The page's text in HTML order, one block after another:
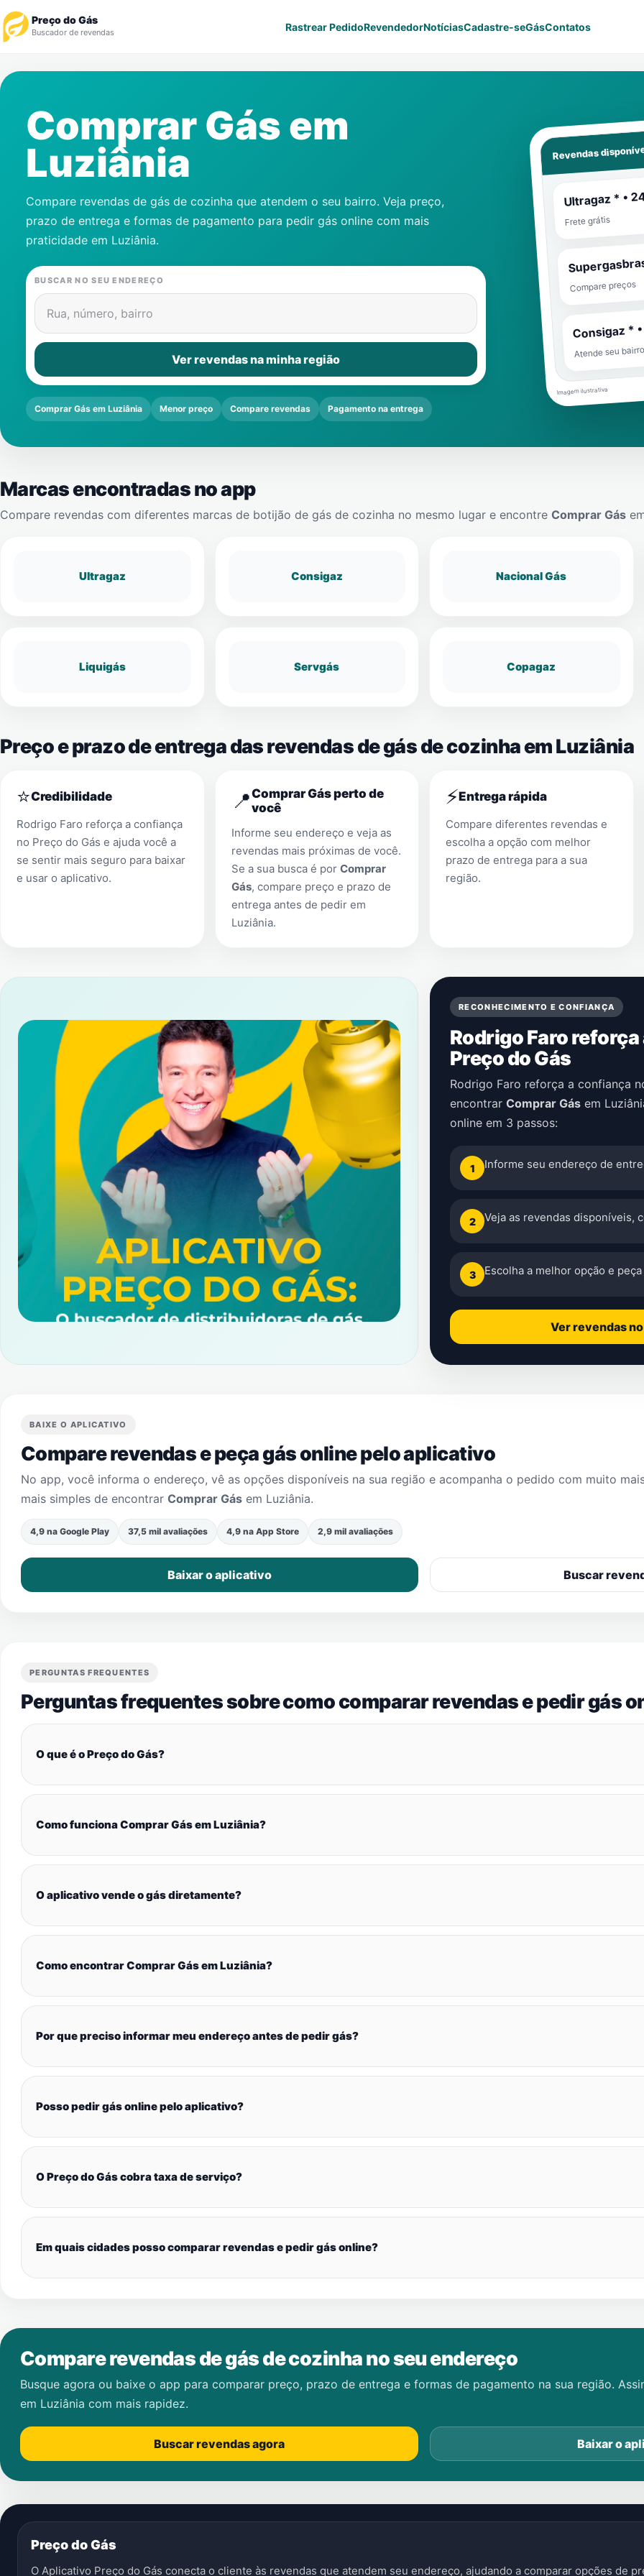
Preço do Gás
Buscador de revendas Rastrear PedidoRevendedorNotíciasCadastre-seGásContatos
Revendedor
Notícias
Gás
Contatos
Comprar Gás em
Luziânia
Compare revendas de gás de cozinha que atendem o seu bairro. Veja preço,
prazo de entrega e formas de pagamento para pedir gás online com mais
praticidade em Luziânia.
BUSCAR NO SEU ENDEREÇO
Rua, número, bairro
Ver revendas na minha região
Comprar Gás em Luziânia Menor preço Compare revendas Pagamento na entrega
Revendas
Ultragaz * •
Frete grátis
Compare preços
Consigaz *
Atende seu
Imagem ilustrativa
Marcas encontradas no app
Compare revendas com diferentes marcas de botijão de gás de cozinha no mesmo lugar e encontre Comprar Gás
Ultragaz Consigaz Nacional Gás
Liquigás Servgás Copagaz
Preço e prazo de entrega das revendas de gás de cozinha em Luziânia
⭐Credibilidade
Rodrigo Faro reforça a confiança
no Preço do Gás e ajuda você a
se sentir mais seguro para baixar
e usar o aplicativo.
📍Comprar Gás perto de
você
Informe seu endereço e veja as
revendas mais próximas de você.
Se a sua busca é por Comprar
Gás, compare preço e prazo de
entrega antes de pedir em
Luziânia.
⚡Entrega rápida
Compare diferentes revendas e
escolha a opção com melhor
prazo de entrega para a sua
região.
RECONHECIMENTO E CONFIANÇA
Rodrigo Faro
Preço do Gás
Rodrigo Faro reforça a confiança
encontrar Comprar Gás em
online em 3 passos:
1 Informe seu endereço de
2 Veja as revendas disponíveis,
3 Escolha a melhor opção e
Ver revendas
BAIXE O APLICATIVO
Compare revendas e peça gás online pelo aplicativo
No app, você informa o endereço, vê as opções disponíveis na sua região e acompanha o pedido com muito
mais simples de encontrar Comprar Gás em Luziânia.
4,9 na Google Play 37,5 mil avaliações 4,9 na App Store 2,9 mil avaliações
Baixar o aplicativo Buscar
PERGUNTAS FREQUENTES
Perguntas frequentes sobre como comparar revendas e pedir gás
O que é o Preço do Gás?
Como funciona Comprar Gás em Luziânia?
O aplicativo vende o gás diretamente?
Como encontrar Comprar Gás em Luziânia?
Por que preciso informar meu endereço antes de pedir gás?
Posso pedir gás online pelo aplicativo?
O Preço do Gás cobra taxa de serviço?
Em quais cidades posso comparar revendas e pedir gás online?
Compare revendas de gás de cozinha no seu endereço
Busque agora ou baixe o app para comparar preço, prazo de entrega e formas de pagamento na sua região.
em Luziânia com mais rapidez.
Buscar revendas agora Baixar o
Preço do Gás
O Aplicativo Preço do Gás conecta o cliente às revendas que atendem seu endereço, ajudando a comparar opções de